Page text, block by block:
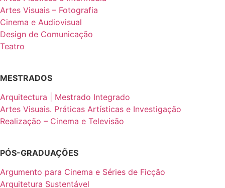
Artes Visuais – Fotografia
Cinema e Audiovisual
Design de Comunicação
Teatro
MESTRADOS
Arquitectura | Mestrado Integrado
Artes Visuais. Práticas Artísticas e Investigação
Realização – Cinema e Televisão
PÓS-GRADUAÇÕES
Argumento para Cinema e Séries de Ficção
Arquitetura Sustentável